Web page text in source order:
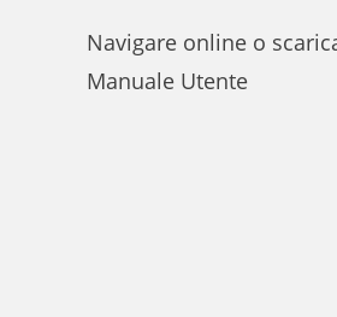
Navigare online o
Manuale Utente